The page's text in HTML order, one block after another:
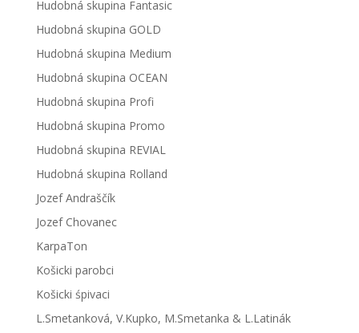
Hudobná skupina Fantasic
Hudobná skupina GOLD
Hudobná skupina Medium
Hudobná skupina OCEAN
Hudobná skupina Profi
Hudobná skupina Promo
Hudobná skupina REVIAL
Hudobná skupina Rolland
Jozef Andraščík
Jozef Chovanec
KarpaTon
Košicki parobci
Košicki śpivaci
L.Smetanková, V.Kupko, M.Smetanka & L.Latinák